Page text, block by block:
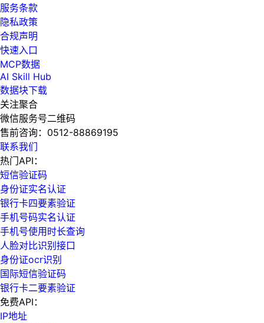
服务条款
隐私政策
合规声明
快速入口
MCP数据
AI Skill Hub
数据块下载
关注聚合
微信服务号二维码
售前咨询： 0512-88869195
联系我们
热门API：
短信验证码
身份证实名认证
银行卡四要素验证
手机号码实名认证
手机号使用时长查询
人脸对比识别接口
身份证ocr识别
国际短信验证码
银行卡二要素验证
免费API：
IP地址